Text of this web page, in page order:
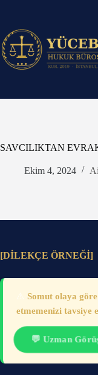
SAVCILIKTAN
Ekim 4, 2024
[DİLEKÇE ÖRNEĞİ]
Somut olaya
etmemenizi tavsiye
💬 Uzman